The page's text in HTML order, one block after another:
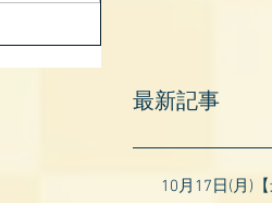
最新記事
10月17日(月)